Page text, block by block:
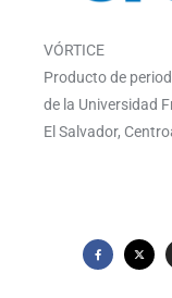
VÓRTICE
Producto de
de la Universidad
El Salvador,